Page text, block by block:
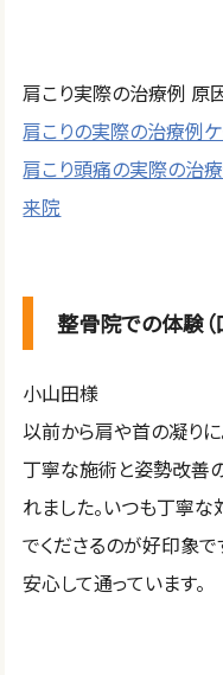
肩こり実際の治療例 原
肩こりの実際の治療例
肩こり頭痛の実際の治
来院
整骨院での体験
小山田様
以前から肩や首の凝り
丁寧な施術と姿勢改善
れました。いつも丁寧な
でくださるのが好印象で
安心して通っています。